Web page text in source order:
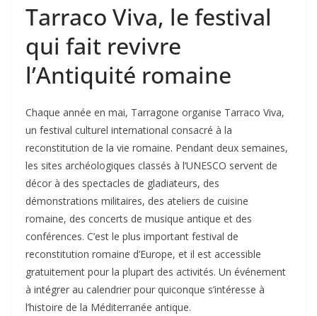
Tarraco Viva, le festival
qui fait revivre
l’Antiquité romaine
Chaque année en mai, Tarragone organise Tarraco Viva,
un festival culturel international consacré à la
reconstitution de la vie romaine. Pendant deux semaines,
les sites archéologiques classés à l’UNESCO servent de
décor à des spectacles de gladiateurs, des
démonstrations militaires, des ateliers de cuisine
romaine, des concerts de musique antique et des
conférences. C’est le plus important festival de
reconstitution romaine d’Europe, et il est accessible
gratuitement pour la plupart des activités. Un événement
à intégrer au calendrier pour quiconque s’intéresse à
l’histoire de la Méditerranée antique.